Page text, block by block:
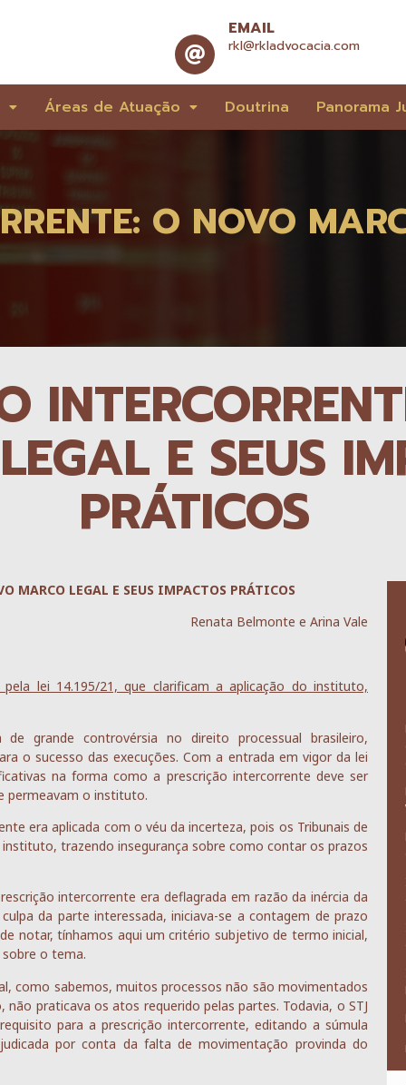
EMAIL
rkl@rkladvocacia.com
Áreas de Atuação Doutrina Panorama
O NOVO
E SEUS
PRÁTICOS
MARCO LEGAL E SEUS IMPACTOS PRÁTICOS
Renata Belmonte e Arina Vale
lei 14.195/21, que clarificam a aplicação do instituto,
grande controvérsia no direito processual brasileiro,
o sucesso das execuções. Com a entrada em vigor da lei
na forma como a prescrição intercorrente deve ser
permeavam o instituto.
era aplicada com o véu da incerteza, pois os Tribunais de
trazendo insegurança sobre como contar os prazos
intercorrente era deflagrada em razão da inércia da
da parte interessada, iniciava-se a contagem de prazo
notar, tínhamos aqui um critério subjetivo de termo inicial,
o tema.
como sabemos, muitos processos não são movimentados
praticava os atos requerido pelas partes. Todavia, o STJ
para a prescrição intercorrente, editando a súmula
por conta da falta de movimentação provinda do